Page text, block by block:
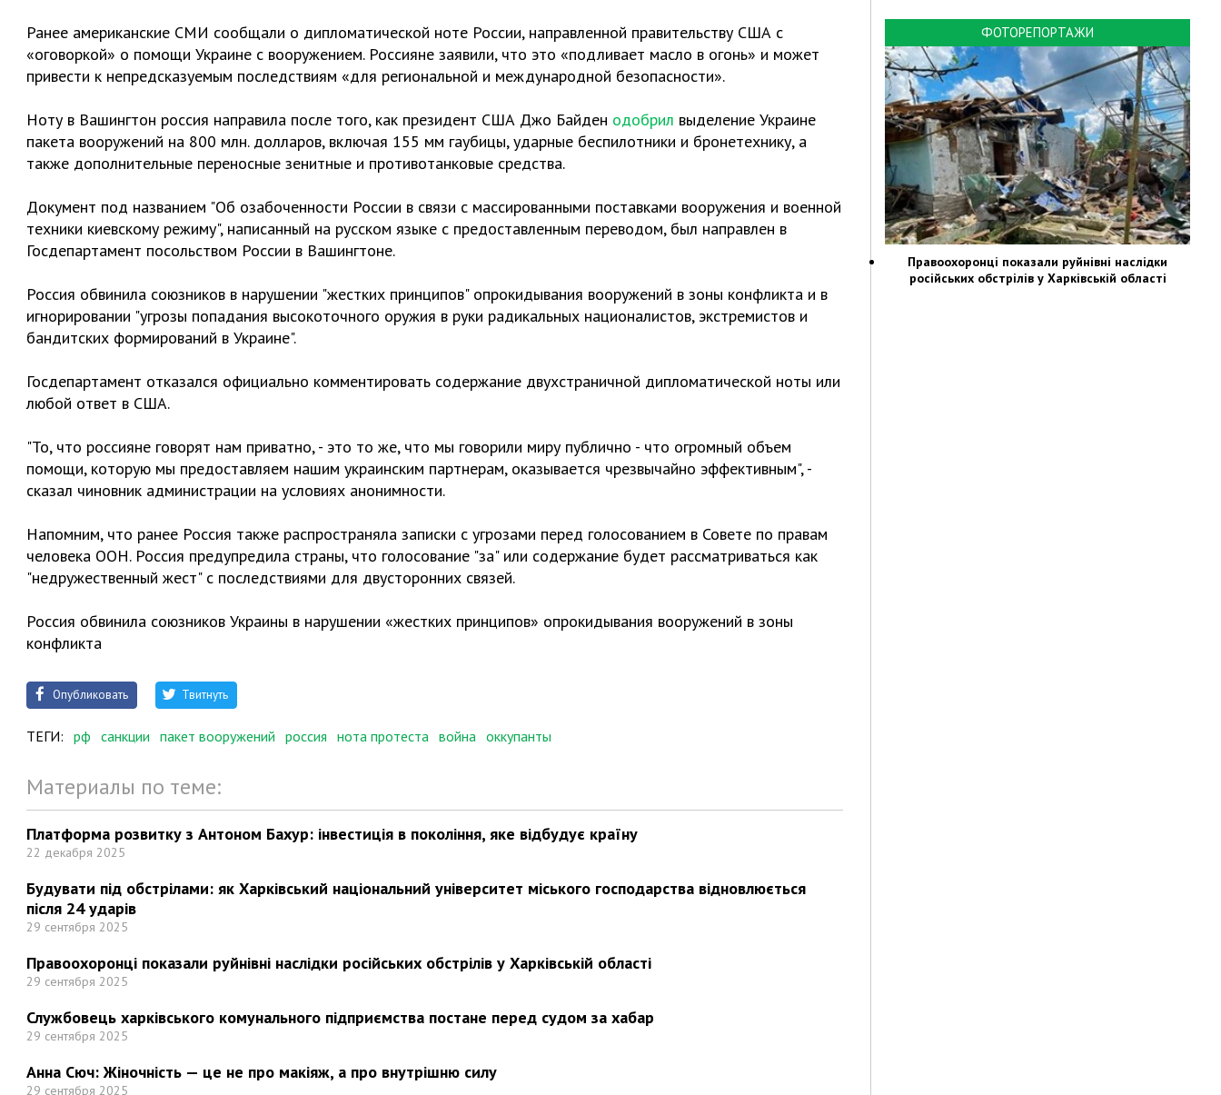
Ранее американские СМИ сообщали о дипломатической ноте России, направленной правительству США с
«оговоркой» о помощи Украине с вооружением. Россияне заявили, что это «подливает масло в огонь» и может
привести к непредсказуемым последствиям «для региональной и международной безопасности».
Ноту в Вашингтон россия направила после того, как президент США Джо Байден одобрил выделение Украине
пакета вооружений на 800 млн. долларов, включая 155 мм гаубицы, ударные беспилотники и бронетехнику, а
также дополнительные переносные зенитные и противотанковые средства.
Документ под названием "Об озабоченности России в связи с массированными поставками вооружения и военной
техники киевскому режиму", написанный на русском языке с предоставленным переводом, был направлен в
Госдепартамент посольством России в Вашингтоне.
Россия обвинила союзников в нарушении "жестких принципов" опрокидывания вооружений в зоны конфликта и в
игнорировании "угрозы попадания высокоточного оружия в руки радикальных националистов, экстремистов и
бандитских формирований в Украине".
Госдепартамент отказался официально комментировать содержание двухстраничной дипломатической ноты или
любой ответ в США.
"То, что россияне говорят нам приватно, - это то же, что мы говорили миру публично - что огромный объем
помощи, которую мы предоставляем нашим украинским партнерам, оказывается чрезвычайно эффективным", -
сказал чиновник администрации на условиях анонимности.
Напомним, что ранее Россия также распространяла записки с угрозами перед голосованием в Совете по правам
человека ООН. Россия предупредила страны, что голосование "за" или содержание будет рассматриваться как
"недружественный жест" с последствиями для двусторонних связей.
Россия обвинила союзников Украины в нарушении «жестких принципов» опрокидывания вооружений в зоны
конфликта
Опубликовать Твитнуть
ТЕГИ: рф санкции пакет вооружений россия нота протеста война оккупанты
Материалы по теме:
Платформа розвитку з Антоном Бахур: інвестиція в покоління, яке відбудує країну
22 декабря 2025
Будувати під обстрілами: як Харківський національний університет міського господарства відновлюється
після 24 ударів
29 сентября 2025
Правоохоронці показали руйнівні наслідки російських обстрілів у Харківській області
29 сентября 2025
Службовець харківського комунального підприємства постане перед судом за хабар
29 сентября 2025
Анна Сюч: Жіночність — це не про макіяж, а про внутрішню силу
29 сентября 2025
ФОТОРЕПОРТАЖИ
Правоохоронці показали руйнівні наслідки
російських обстрілів у Харківській області